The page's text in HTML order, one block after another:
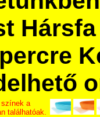
színek a
találhatóak.